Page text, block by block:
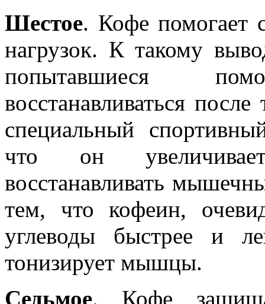
Шестое. Кофе помогает
нагрузок. К такому
попытавшиеся
восстанавливаться
специальный
что он
восстанавливать
тем, что кофеин,
углеводы быстрее и
тонизирует мышцы.
Седьмое. Кофе